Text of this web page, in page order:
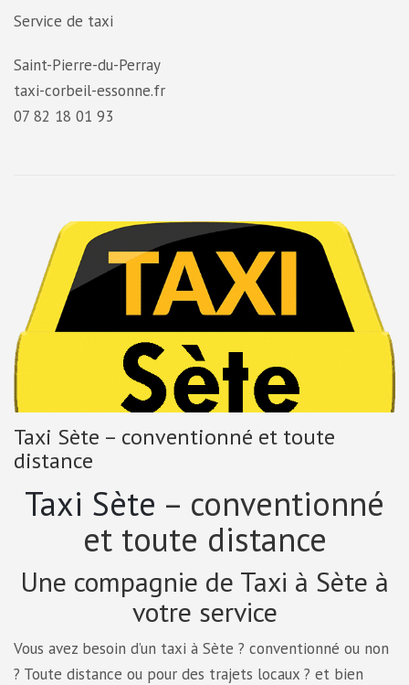
Service de taxi
Saint-Pierre-du-Perray
taxi-corbeil-essonne.fr
07 82 18 01 93
Taxi Sète – conventionné et toute
distance
Taxi Sète – conventionné
et toute distance
Une compagnie de Taxi à Sète à
votre service
Vous avez besoin d’un taxi à Sète ? conventionné ou non
? Toute distance ou pour des trajets locaux ? et bien